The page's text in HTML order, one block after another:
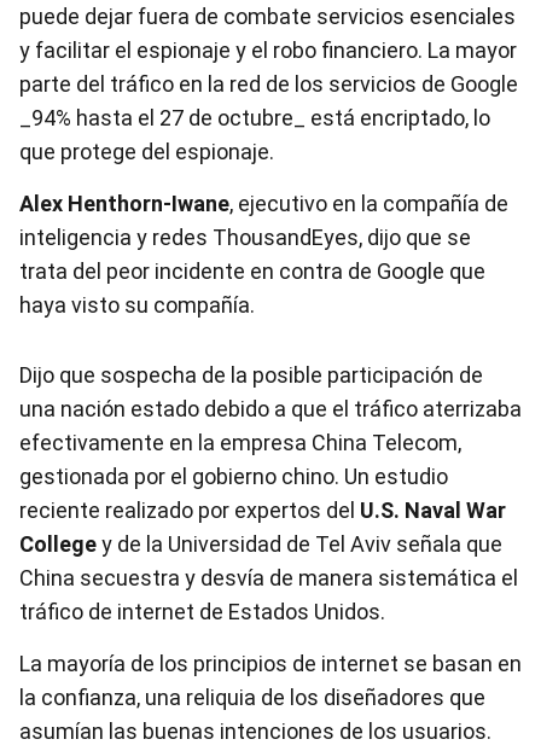
puede dejar fuera de combate servicios esenciales
y facilitar el espionaje y el robo financiero. La mayor
parte del tráfico en la red de los servicios de Google
_94% hasta el 27 de octubre_ está encriptado, lo
que protege del espionaje.
Alex Henthorn-Iwane, ejecutivo en la compañía de
inteligencia y redes ThousandEyes, dijo que se
trata del peor incidente en contra de Google que
haya visto su compañía.
Dijo que sospecha de la posible participación de
una nación estado debido a que el tráfico aterrizaba
efectivamente en la empresa China Telecom,
gestionada por el gobierno chino. Un estudio
reciente realizado por expertos del U.S. Naval War
Collegey de la Universidad de Tel Aviv señala que
China secuestra y desvía de manera sistemática el
tráfico de internet de Estados Unidos.
La mayoría de los principios de internet se basan en
la confianza, una reliquia de los diseñadores que
asumían las buenas intenciones de los usuarios.